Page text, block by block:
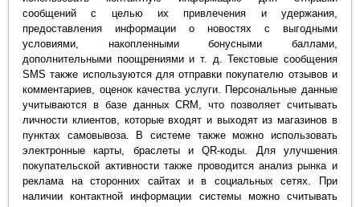
сообщений с целью их привлечения и удержания,
предоставления информации о новостях с выгодными
условиями, накопленными бонусными баллами,
дополнительными поощрениями и т. д. Текстовые сообщения
SMS также используются для отправки покупателю отзывов и
комментариев, оценок качества услуги. Персональные данные
учитываются в базе данных CRM, что позволяет считывать
личности клиентов, которые входят и выходят из магазинов в
пунктах самовывоза. В системе также можно использовать
электронные карты, браслеты и QR-коды. Для улучшения
покупательской активности также проводится анализ рынка и
реклама на сторонних сайтах и в социальных сетях. При
наличии контактной информации системы можно считывать